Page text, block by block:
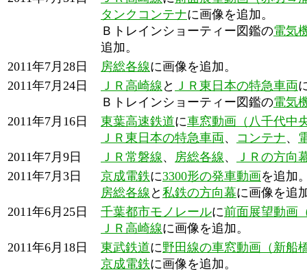
タンクコンテナに画像を追加。
Ｂトレインショーティー図鑑の電気
追加。
2011年7月28日
房総各線に画像を追加。
2011年7月24日
ＪＲ高崎線 と ＪＲ東日本の特急車両
Ｂトレインショーティー図鑑の電気
2011年7月16日
東葉高速鉄道に車窓動画（八千代中
ＪＲ東日本の特急車両、 コンテナ、
2011年7月9日
ＪＲ常磐線、 房総各線、
ＪＲの方向
2011年7月3日
京成電鉄に3300形の発車動画を追加
房総各線 と 私鉄の方向幕に画像を追
2011年6月25日
千葉都市モノレールに前面展望動画
ＪＲ高崎線に画像を追加。
2011年6月18日
東武鉄道に野田線の車窓動画（新船
京成電鉄に画像を追加。